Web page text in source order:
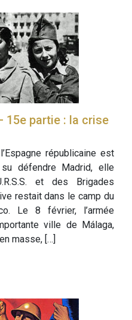
15e partie : la crise
républicaine est
défendre Madrid, elle
et des Brigades
restait dans le camp du
Le 8 février, l’armée
ville de Málaga,
masse, […]